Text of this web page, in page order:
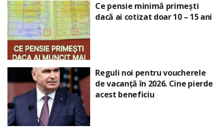
Ce pensie minimă primești
dacă ai cotizat doar 10 – 15 ani
Reguli noi pentru voucherele
de vacanță în 2026. Cine pierde
acest beneficiu